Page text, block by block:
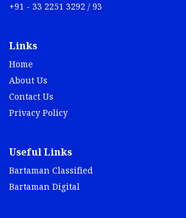
+91 - 33 2251 3292 / 93
Links
Home
About Us
Contact Us
Privacy Policy
Useful Links
Bartaman Classified
Bartaman Digital